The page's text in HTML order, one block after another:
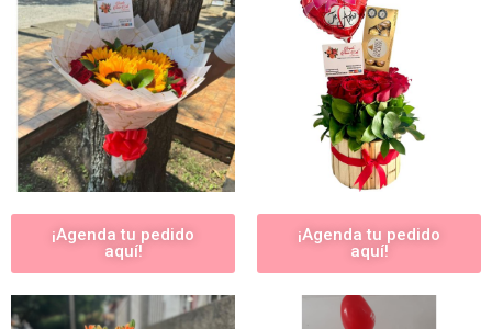
¡Agenda tu pedido
aquí!
¡Agenda tu pedido
aquí!